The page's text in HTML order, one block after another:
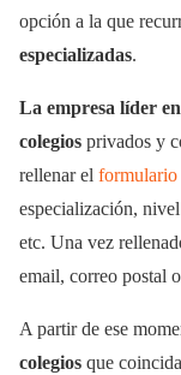
opción a la que
especializadas.
La empresa líder
colegios privados y
rellenar el formulario
especialización,
etc. Una vez
email, correo postal
A partir de ese
colegios que